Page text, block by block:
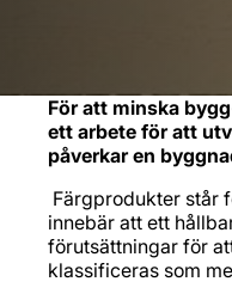
För att minska
ett arbete för att
påverkar en
Färgprodukter står
innebär att ett
förutsättningar för
klassificeras som